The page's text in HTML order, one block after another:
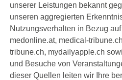
unserer Leistungen bekannt
unseren aggregierten
Nutzungsverhalten in Bezug
medonline.at, medical-
tribune.ch, mydailyapple.ch
und Besuche von
dieser Quellen leiten wir Ihre